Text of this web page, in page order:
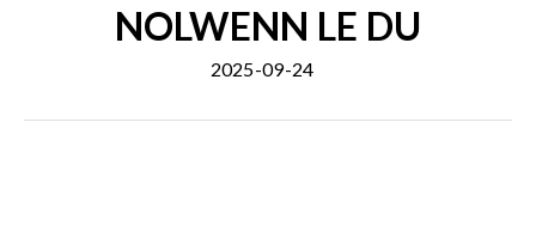
NOLWENN LE DU
2025-09-24